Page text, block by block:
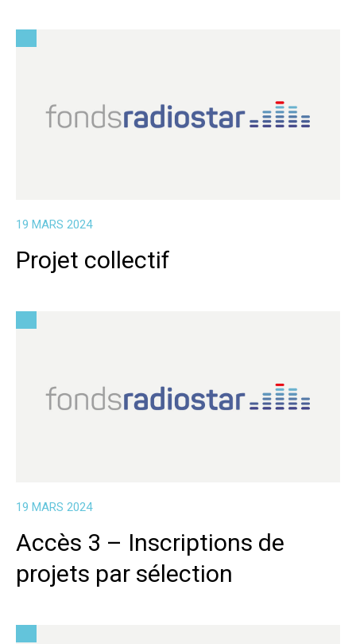
19 MARS 2024
Projet collectif
19 MARS 2024
Accès 3 – Inscriptions de
projets par sélection